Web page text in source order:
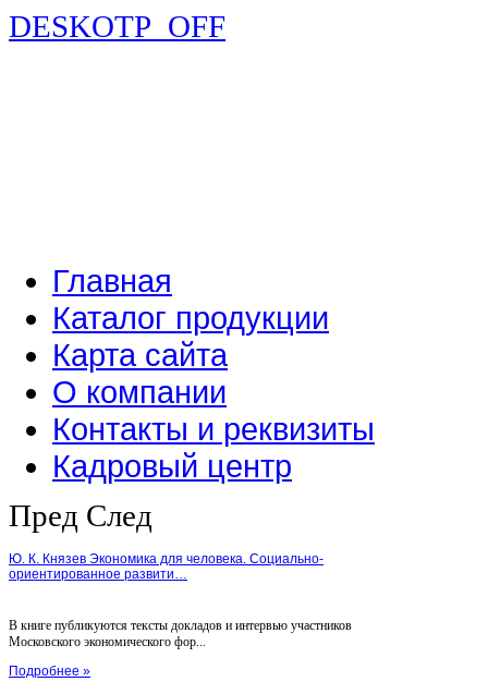
DESKOTP_OFF
Главная
Каталог продукции
Карта сайта
О компании
Контакты и реквизиты
Кадровый центр
Пред След
Ю. К. Князев Экономика для человека. Социально-
ориентированное развити…
В книге публикуются тексты докладов и интервью участников
Московского экономического фор...
Подробнее »